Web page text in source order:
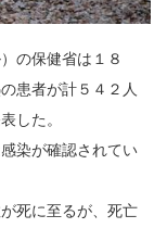
の保健省は１８
患者が計５４２人
した。
染が確認されてい
死に至るが、死亡